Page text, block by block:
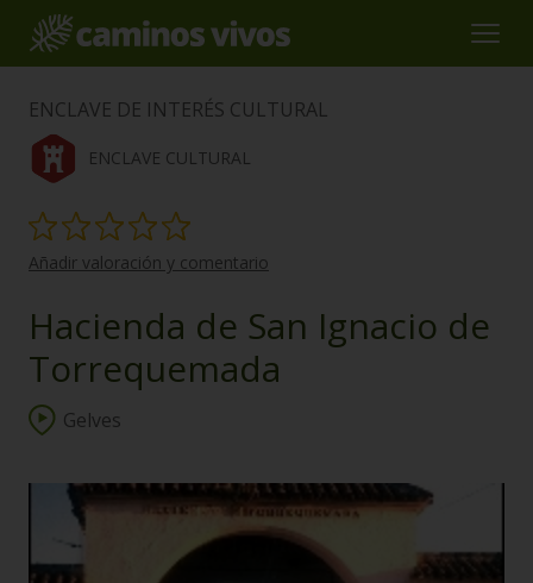
ENCLAVE DE INTERÉS CULTURAL
ENCLAVE CULTURAL
Añadir valoración y comentario
Hacienda de San Ignacio de
Torrequemada
Gelves